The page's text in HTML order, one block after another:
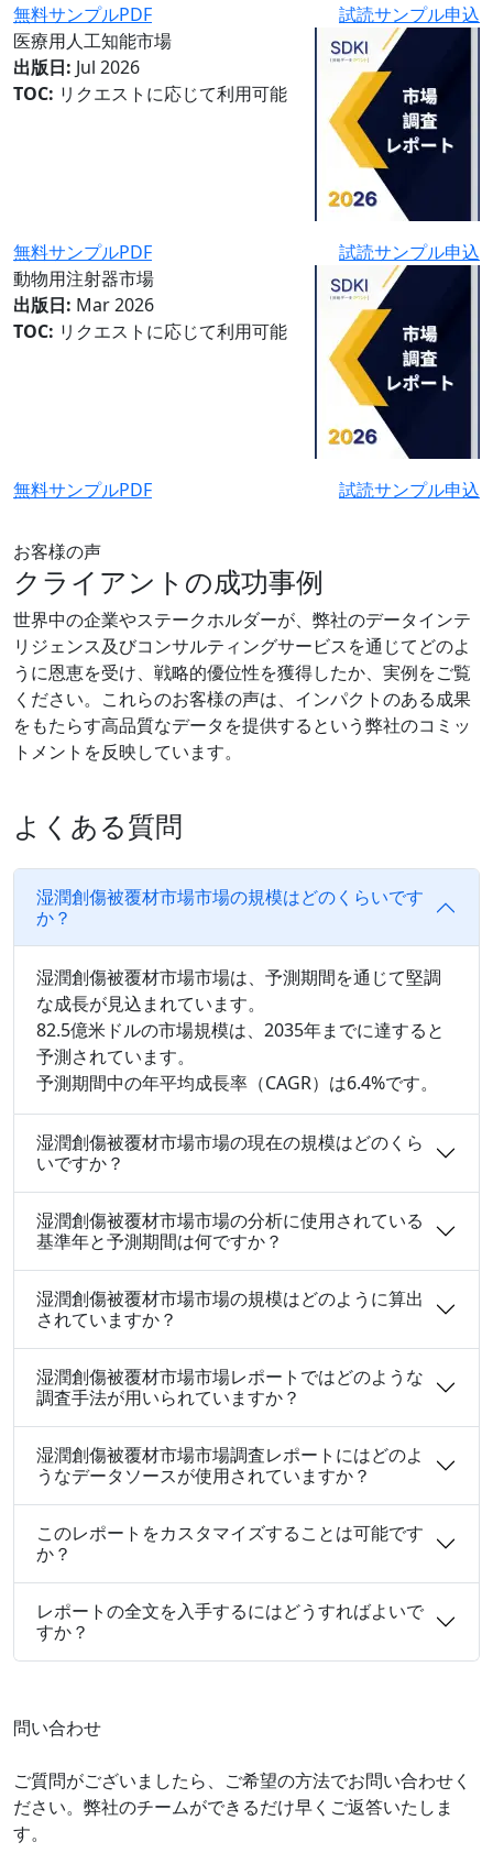
無料サンプルPDF
試読サンプル申込
医療用人工知能市場
出版日: Jul 2026
TOC: リクエストに応じて利用可能
無料サンプルPDF
試読サンプル申込
動物用注射器市場
出版日: Mar 2026
TOC: リクエストに応じて利用可能
無料サンプルPDF 試読サンプル申込
お客様の声
クライアントの成功事例
世界中の企業やステークホルダーが、弊社のデータインテ
リジェンス及びコンサルティングサービスを通じてどのよ
うに恩恵を受け、戦略的優位性を獲得したか、実例をご覧
ください。これらのお客様の声は、インパクトのある成果
をもたらす高品質なデータを提供するという弊社のコミッ
トメントを反映しています。
よくある質問
湿潤創傷被覆材市場市場の規模はどのくらいです
か？
湿潤創傷被覆材市場市場は、予測期間を通じて堅調
な成長が見込まれています。
82.5億米ドルの市場規模は、2035年までに達すると
予測されています。
予測期間中の年平均成長率（CAGR）は6.4%です。
湿潤創傷被覆材市場市場の現在の規模はどのくら
いですか？
湿潤創傷被覆材市場市場の分析に使用されている
基準年と予測期間は何ですか？
湿潤創傷被覆材市場市場の規模はどのように算出
されていますか？
湿潤創傷被覆材市場市場レポートではどのような
調査手法が用いられていますか？
湿潤創傷被覆材市場市場調査レポートにはどのよ
うなデータソースが使用されていますか？
このレポートをカスタマイズすることは可能です
か？
レポートの全文を入手するにはどうすればよいで
すか？
問い合わせ
ご質問がございましたら、ご希望の方法でお問い合わせく
ださい。弊社のチームができるだけ早くご返答いたしま
す。